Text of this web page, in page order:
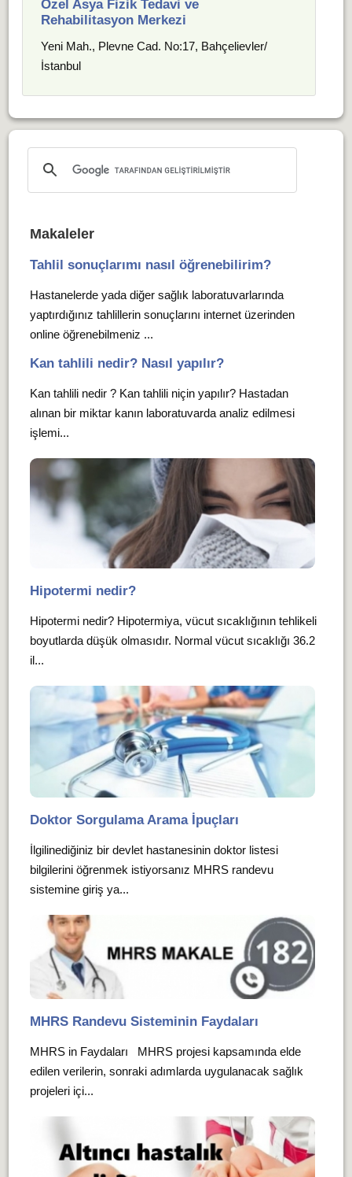
Özel Asya Fizik Tedavi ve
Rehabilitasyon Merkezi
Yeni Mah., Plevne Cad. No:17, Bahçelievler/
İstanbul
Makaleler
Tahlil sonuçlarımı nasıl öğrenebilirim?
Hastanelerde yada diğer sağlık laboratuvarlarında
yaptırdığınız tahlillerin sonuçlarını internet üzerinden
online öğrenebilmeniz ...
Kan tahlili nedir? Nasıl yapılır?
Kan tahlili nedir ? Kan tahlili niçin yapılır? Hastadan
alınan bir miktar kanın laboratuvarda analiz edilmesi
işlemi...
Hipotermi nedir?
Hipotermi nedir? Hipotermiya, vücut sıcaklığının tehlikeli
boyutlarda düşük olmasıdır. Normal vücut sıcaklığı 36.2
il...
Doktor Sorgulama Arama İpuçları
İlgilinediğiniz bir devlet hastanesinin doktor listesi
bilgilerini öğrenmek istiyorsanız MHRS randevu
sistemine giriş ya...
MHRS Randevu Sisteminin Faydaları
MHRS in Faydaları MHRS projesi kapsamında elde
edilen verilerin, sonraki adımlarda uygulanacak sağlık
projeleri içi...